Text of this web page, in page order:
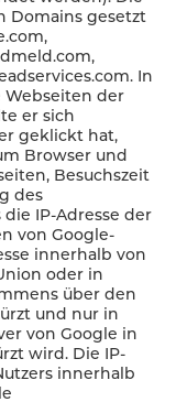
Domains gesetzt
In
der
er sich
geklickt hat,
Browser und
Besuchszeit
des
IP-Adresse der
von Google-
innerhalb von
oder in
über den
und nur in
von Google in
wird. Die IP-
innerhalb